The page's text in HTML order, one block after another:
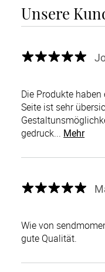
Unsere
Die Produkte
Seite ist sehr
gedruck... Mehr
Wie von
gute Qualität.